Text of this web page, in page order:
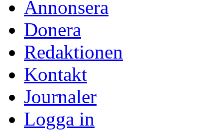
Annonsera
Donera
Redaktionen
Kontakt
Journaler
Logga in